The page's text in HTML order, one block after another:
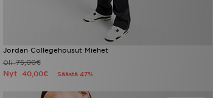
Jordan Collegehousut Miehet
Oli75,00€
Nyt 40,00€ Säästä 47%